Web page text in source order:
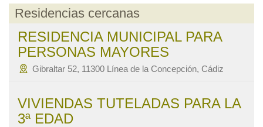
Residencias cercanas
RESIDENCIA MUNICIPAL PARA
PERSONAS MAYORES
Gibraltar 52, 11300 Línea de la Concepción, Cádiz
VIVIENDAS TUTELADAS PARA LA
3ª EDAD